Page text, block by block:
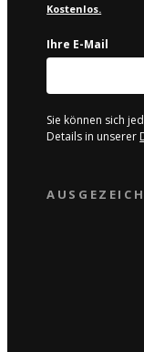
Kostenlos.
Ihre E-Mail
Sie können sich
Details in unserer